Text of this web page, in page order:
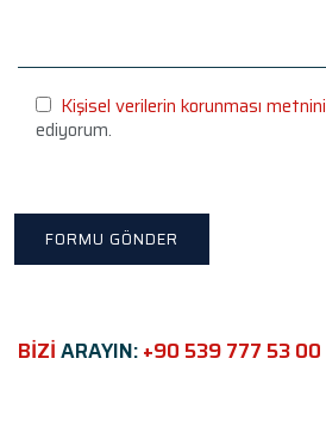
h
s
e
l
Kişisel verilerin korunması metnini
ediyorum.
BİZİARAYIN:+90 539 777 53 00